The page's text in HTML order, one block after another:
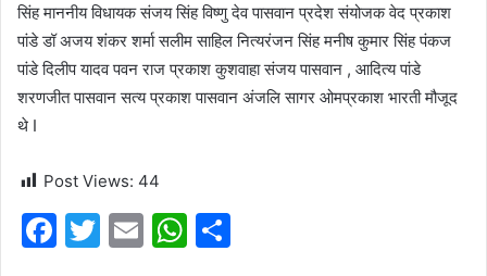
सिंह माननीय विधायक संजय सिंह विष्णु देव पासवान प्रदेश संयोजक वेद प्रकाश
पांडे डॉ अजय शंकर शर्मा सलीम साहिल नित्यरंजन सिंह मनीष कुमार सिंह पंकज
पांडे दिलीप यादव पवन राज प्रकाश कुशवाहा संजय पासवान , आदित्य पांडे
शरणजीत पासवान सत्य प्रकाश पासवान अंजलि सागर ओमप्रकाश भारती मौजूद
थे I
Post Views: 44
F
T
E
W